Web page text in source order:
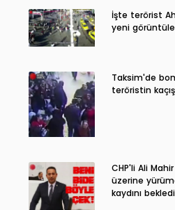
İşte terörist
yeni
Taksim'de
teröristin
CHP'li Ali
üzerine
kaydını bekledi